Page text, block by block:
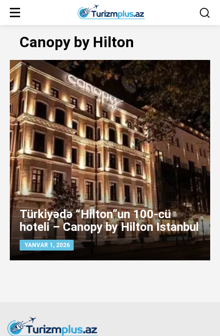
Canopy by Hilton
Türkiyədə “Hilton”un 100-cü
hoteli – Canopy by Hilton Istanbul
YANVAR 1, 2026